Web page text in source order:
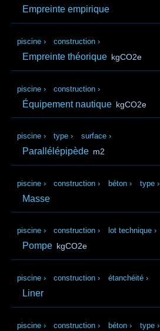
Empreinte empirique
piscine › construction ›
Empreinte théorique kgCO2e
piscine › construction ›
Équipement nautique kgCO2e
piscine › type › surface ›
Parallélépipède m2
piscine › construction › béton › type ›
Masse
piscine › construction › lot technique ›
Pompe kgCO2e
piscine › construction › étanchéité ›
Liner
piscine › construction › béton › type ›